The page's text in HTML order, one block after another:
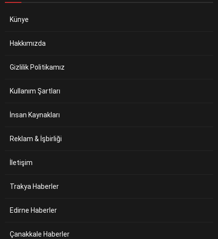
Künye
Hakkımızda
Gizlilik Politikamız
Kullanım Şartları
İnsan Kaynakları
Reklam & İşbirliği
İletişim
Trakya Haberler
Edirne Haberler
Çanakkale Haberler